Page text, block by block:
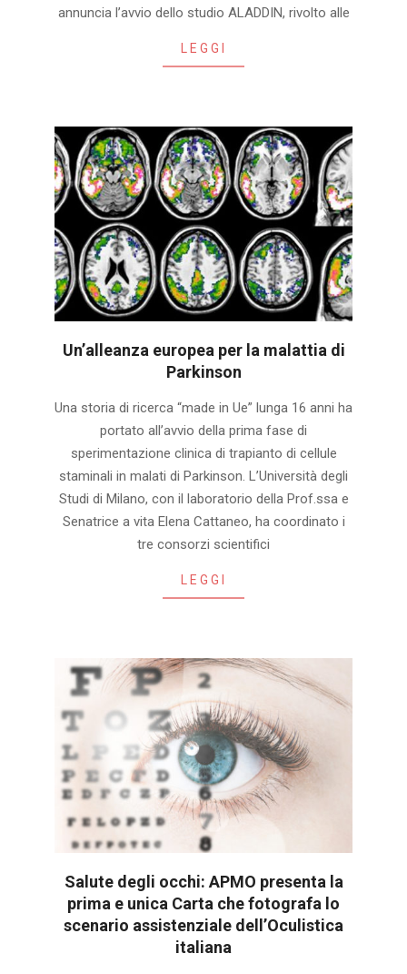
annuncia l’avvio dello studio ALADDIN, rivolto alle
LEGGI
Un’alleanza europea per la malattia di
Parkinson
11-
Una storia di ricerca “made in Ue” lunga 16 anni ha
portato all’avvio della prima fase di
sperimentazione clinica di trapianto di cellule
staminali in malati di Parkinson. L’Università degli
Studi di Milano, con il laboratorio della Prof.ssa e
Senatrice a vita Elena Cattaneo, ha coordinato i
tre consorzi scientifici
LEGGI
Salute degli occhi: APMO presenta la
prima e unica Carta che fotografa lo
scenario assistenziale dell’Oculistica
italiana